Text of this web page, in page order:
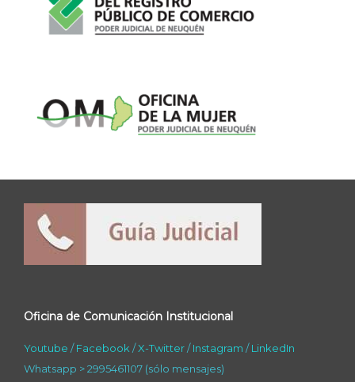
Oficina de Comunicación Institucional
Youtube /Facebook /X-Twitter/Instagram /LinkedIn
Whatsapp > 2995461107 (sólo mensajes)